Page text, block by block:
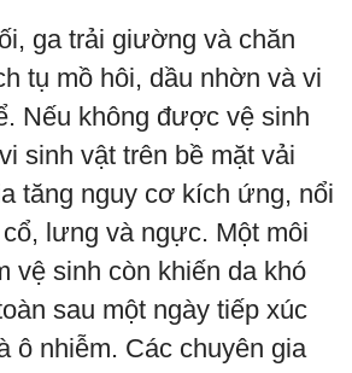
ga trải giường và chăn
tụ mồ hôi, dầu nhờn và vi
Nếu không được vệ sinh
sinh vật trên bề mặt vải
tăng nguy cơ kích ứng, nổi
lưng và ngực. Một môi
vệ sinh còn khiến da khó
sau một ngày tiếp xúc
ô nhiễm. Các chuyên gia